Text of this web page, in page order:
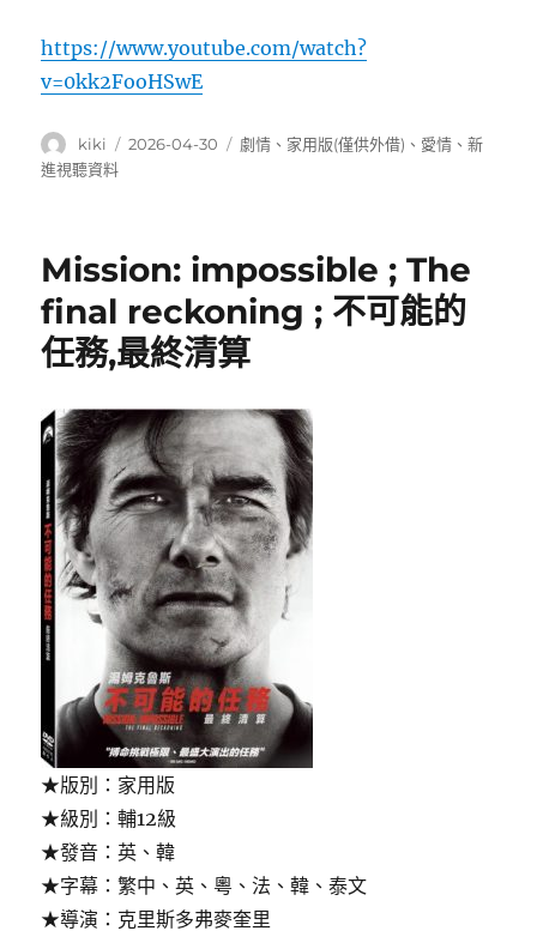
https://www.youtube.com/watch?
v=0kk2FooHSwE
作
者
kiki
發
2026-04-30
分
劇情 、 家用版(僅供外借) 、 愛情 、新
進視聽資料
Mission: impossible ; The
final reckoning ; 不可能的
任務,最終清算
★版別：家用版
★級別：輔12級
★發音：英、韓
★字幕：繁中、英、粵、法、韓、泰文
★導演：克里斯多弗麥奎里